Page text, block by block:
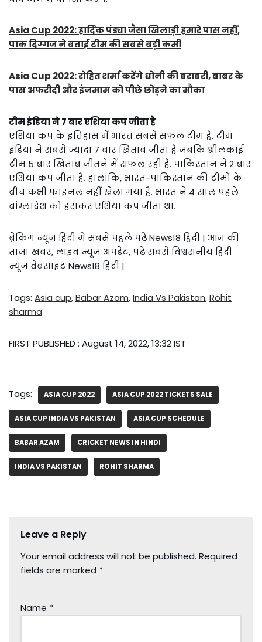
Asia Cup 2022: हार्दिक पंड्या जैसा खिलाड़ी हमारे पास नहीं,
पाक दिग्गज ने बताई टीम की सबसे बड़ी कमी
Asia Cup 2022: रोहित शर्मा करेंगे धोनी की बराबरी, बाबर के
पास अफरीदी और इंजमाम को पीछे छोड़ने का मौका
टीम इंडिया ने 7 बार एशिया कप जीता है
एशिया कप के इतिहास में भारत सबसे सफल टीम है. टीम
इंडिया ने सबसे ज्यादा 7 बार खिताब जीता है जबकि श्रीलंकाई
टीम 5 बार खिताब जीतने में सफल रही है. पाकिस्तान ने 2 बार
एशिया कप जीता है. हालांकि, भारत-पाकिस्तान की टीमों के
बीच कभी फाइनल नहीं खेला गया है. भारत ने 4 साल पहले
बांग्लादेश को हराकर एशिया कप जीता था.
ब्रेकिंग न्यूज़ हिंदी में सबसे पहले पढ़ें News18 हिंदी | आज की
ताजा खबर, लाइव न्यूज अपडेट, पढ़ें सबसे विश्वसनीय हिंदी
न्यूज़ वेबसाइट News18 हिंदी |
Tags: Asia cup,Babar Azam,India Vs Pakistan,Rohit
sharma
FIRST PUBLISHED : August 14, 2022, 13:32 IST
Tags: ASIA CUP 2022 ASIA CUP 2022 TICKETS SALE
ASIA CUP INDIA VS PAKISTAN ASIA CUP SCHEDULE
BABAR AZAM CRICKET NEWS IN HINDI
INDIA VS PAKISTAN ROHIT SHARMA
Leave a Reply
Your email address will not be published. Required
fields are marked *
Name *